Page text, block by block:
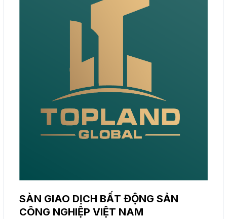
SÀN GIAO DỊCH BẤT ĐỘNG SẢN
CÔNG NGHIỆP VIỆT NAM